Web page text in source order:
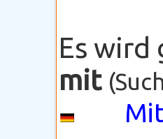
Es wird
mit